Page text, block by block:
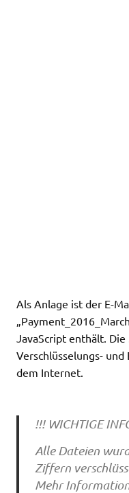
Als Anlage ist der E-
JavaScript enthält.
Verschlüsselungs-
dem Internet.
!!! WICHTIGE
Alle Dateien
Ziffern
Mehr